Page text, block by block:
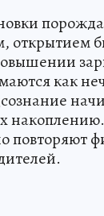
открытием
как
повторяют